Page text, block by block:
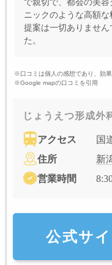
で親切で、都会の美容
ニックのような高額な
提案は一切ありません
た。
※口コミは個人の感想であり、効
※Google mapの口コミを引用
じょうえつ形成外
アクセス
国
住所
新
営業時間
公式サ